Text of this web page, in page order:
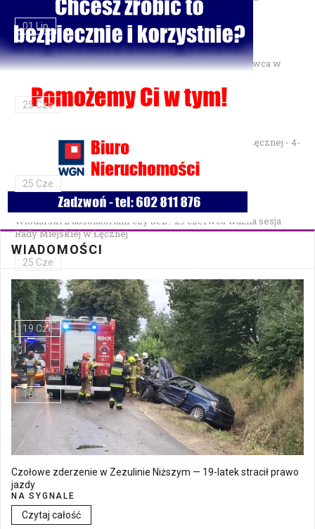
01 Lip
Gminne Zawody Sportowo-Pożarnicze OSP — 28 czerwca w
25 Cze
XXVII Festiwal Kapel Ulicznych i Podwórkowych w Łęcznej - 4-
5 lipca w Parku na Podzamczu
25 Cze
Włodarski z absolutorium czy bez? 29 czerwca ważna sesja
Rady Miejskiej w Łęcznej
25 Cze
Bezpłatna mammografia w Cycowie
19 Cze
Walne Zgromadzenie w SM "Batory" już 19 czerwca w Łęcznej
18 Cze
WIADOMOŚCI
Czołowe zderzenie w Zezulinie Niższym — 19-latek stracił prawo
jazdy
NA SYGNALE
Czytaj całość